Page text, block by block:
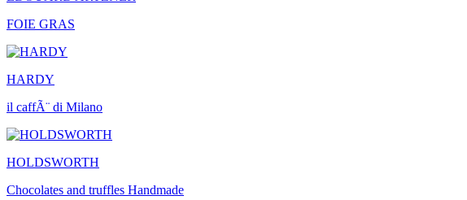
FOIE GRAS
HARDY
il caffÃ¨ di Milano
HOLDSWORTH
Chocolates and truffles Handmade